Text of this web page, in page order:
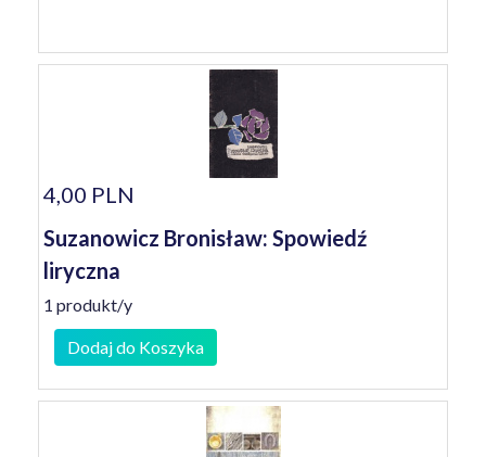
4,00 PLN
Suzanowicz Bronisław: Spowiedź
liryczna
1 produkt/y
Dodaj do Koszyka